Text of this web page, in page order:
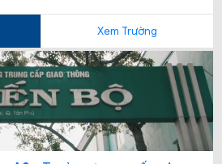
Xem Trường